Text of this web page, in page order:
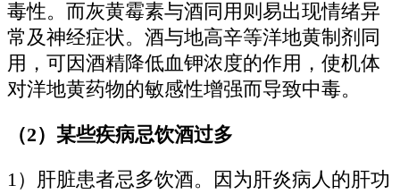
毒性。而灰黄霉素与酒同用则易出现情绪异
常及神经症状。酒与地高辛等洋地黄制剂同
用，可因酒精降低血钾浓度的作用，使机体
对洋地黄药物的敏感性增强而导致中毒。
（2）某些疾病忌饮酒过多
1）肝脏患者忌多饮酒。因为肝炎病人的肝功